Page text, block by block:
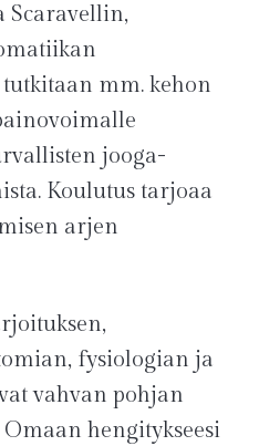
Scaravellin,
mm. kehon
jooga-
Koulutus tarjoaa
arjen
fysiologian ja
vahvan pohjan
hengitykseesi